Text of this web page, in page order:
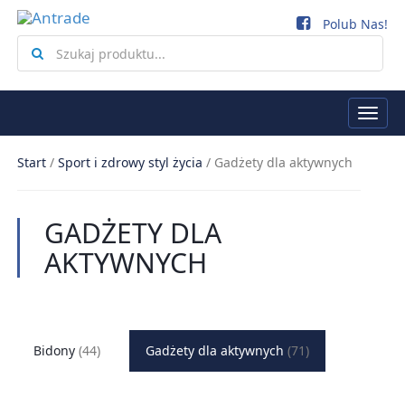
Search
for
Polub Nas!
Start /Sport i zdrowy styl życia / Gadżety dla aktywnych
GADŻETY DLA
AKTYWNYCH
Bidony (44) Gadżety dla aktywnych (71)